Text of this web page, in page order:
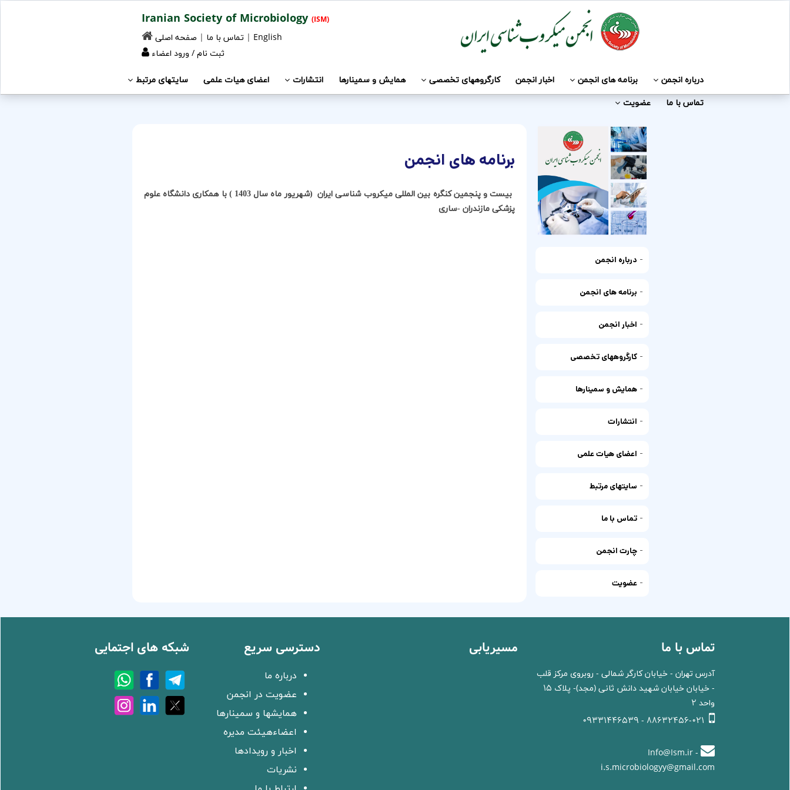
Iranian Society of Microbiology
(ISM)
English تماس با ما
صفحه اصلی
ثبت نام / ورود اعضاء
درباره انجمن برنامه های انجمن اخبار انجمن کارگروههای تخصصی همایش و سمینارها انتشارات اعضای هیات علمی سایتهای مرتبط
تماس با ما عضویت
- درباره انجمن
- برنامه های انجمن
- اخبار انجمن
- کارگروههای تخصصی
- همایش و سمینارها
- انتشارات
- اعضای هیات علمی
- سایتهای مرتبط
- تماس با ما
- چارت انجمن
- عضویت
برنامه های انجمن
بیست و پنجمین کنگره بین المللی میکروب شناسی ایران (شهریور ماه سال 1403 ) با همکاری دانشگاه علوم
پزشکی مازندران -ساری
تماس با ما
آدرس تهران - خیابان کارگر شمالی - روبروی مرکز قلب
- خیابان خیابان شهید دانش ثانی (مجد)- پلاک 15
واحد 2
88632456-021 - 09331446539
Info@Ism.ir -
i.s.microbiologyy@gmail.com
مسیریابی دسترسی سریع
درباره ما
عضویت در انجمن
همایشها و سمینارها
اعضاءهیئت مدیره
اخبار و رویدادها
نشریات
شبکه های اجتمایی